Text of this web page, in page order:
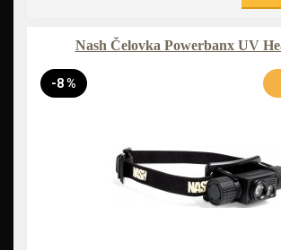
Nash Čelovka Powerbanx UV
-8 %